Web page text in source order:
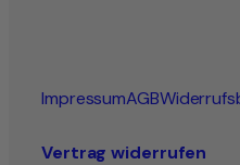
ImpressumAGB
Vertrag widerrufen